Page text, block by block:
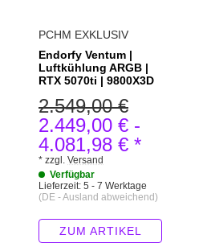
PCHM EXKLUSIV
Endorfy Ventum |
Luftkühlung ARGB |
RTX 5070ti | 9800X3D
2.449,00 € -
4.081,98 € *
2.549,00 €
* zzgl. Versand
Verfügbar
Lieferzeit: 5 - 7 Werktage
(DE - Ausland abweichend)
ZUM ARTIKEL